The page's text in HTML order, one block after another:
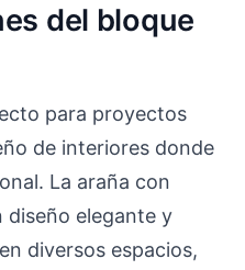
del bloque
para proyectos
de interiores donde
La araña con
elegante y
diversos espacios,